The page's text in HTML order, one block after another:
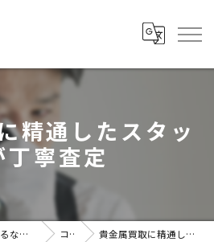
精通したスタッ
丁寧査定
入間市で金・ブランド売るなら買取大吉 ウエスタ武蔵藤沢店 コラム 貴金属買取に精通したスタッフが丁寧査定